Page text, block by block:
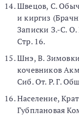
Швецов, С.
и киргиз
Записки З.-С. О.
Стр. 16.
Шнэ, В.
кочевников
Сиб. От. P. Г.
Население,
Губплановая